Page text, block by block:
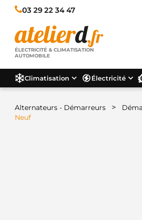
03 29 22 34 47
ÉLECTRICITÉ & CLIMATISATION
AUTOMOBILE
Climatisation Électricité
Alternateurs - Démarreurs >
Neuf